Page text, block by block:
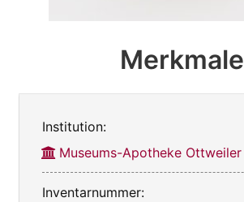
Merkmale
Institution:
Museums-Apotheke Ottweiler
Inventarnummer: